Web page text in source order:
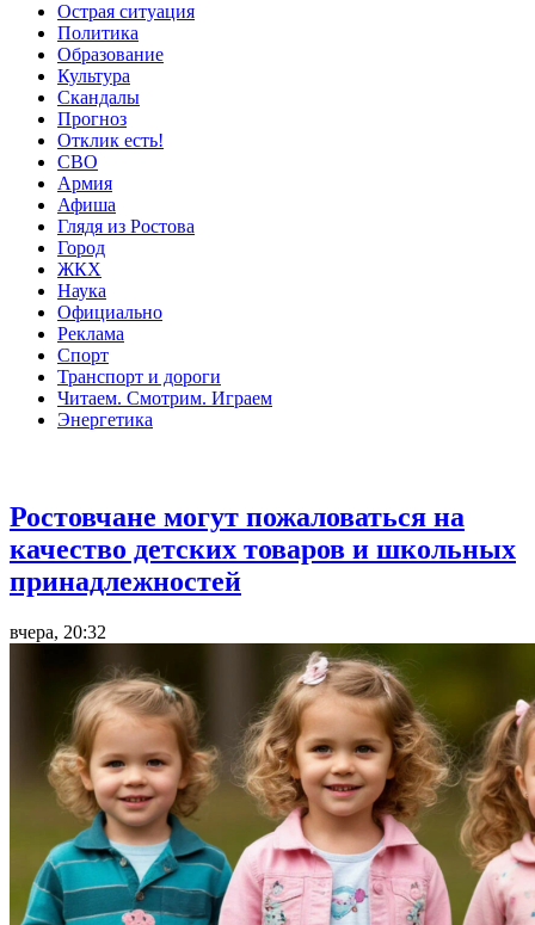
Острая ситуация
Политика
Образование
Культура
Скандалы
Прогноз
Отклик есть!
СВО
Армия
Афиша
Глядя из Ростова
Город
ЖКХ
Наука
Официально
Реклама
Спорт
Транспорт и дороги
Читаем. Смотрим. Играем
Энергетика
Ростовчане могут пожаловаться на
качество детских товаров и школьных
принадлежностей
вчера, 20:32